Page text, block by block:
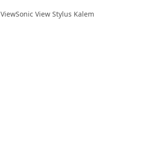
ViewSonic View Stylus Kalem